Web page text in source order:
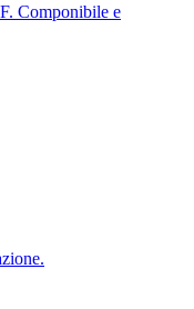
Componibile e